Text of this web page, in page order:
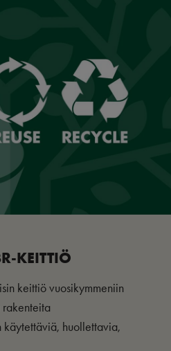
KEITTIÖ
keittiö vuosikymmeniin
huollettavia,